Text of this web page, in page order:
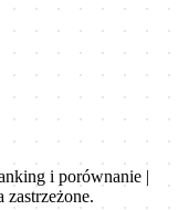
i porównanie |
zastrzeżone.